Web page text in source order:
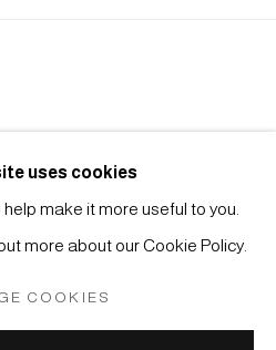
uses cookies
make it more useful to you.
more about our Cookie Policy.
COOKIES